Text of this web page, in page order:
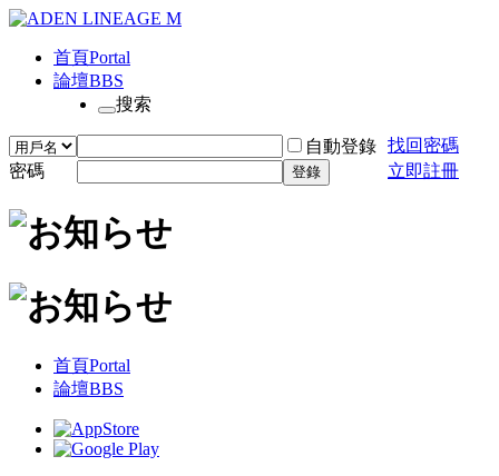
首頁Portal
論壇BBS
搜索
自動登錄 找回密碼
密碼
登錄 立即註冊
首頁Portal
論壇BBS